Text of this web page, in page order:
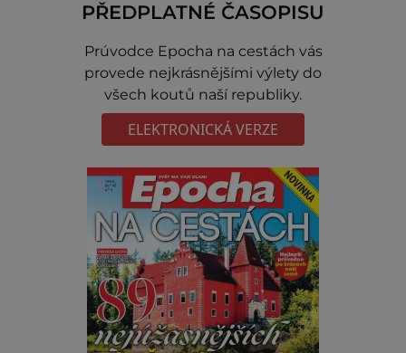
PŘEDPLATNÉ ČASOPISU
Prúvodce Epocha na cestách vás
provede nejkrásnějšími výlety do
všech koutů naší republiky.
ELEKTRONICKÁ VERZE